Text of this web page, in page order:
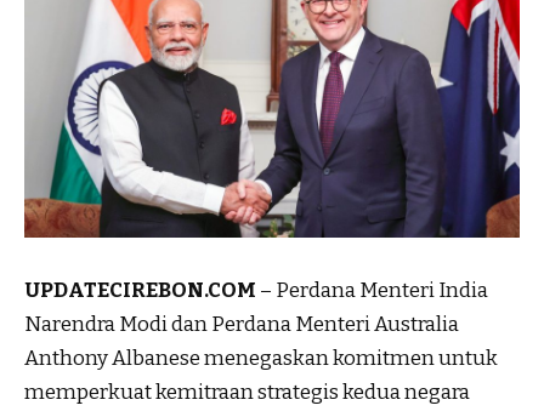
UPDATECIREBON.COM – Perdana Menteri India
Narendra Modi dan Perdana Menteri Australia
Anthony Albanese menegaskan komitmen untuk
memperkuat kemitraan strategis kedua negara